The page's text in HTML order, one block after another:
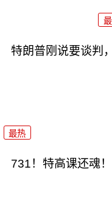
特朗普刚说要谈判
最热
731！特高课还魂